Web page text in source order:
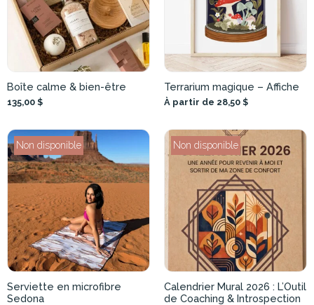
Boîte calme & bien-être
135,00 $
Terrarium magique – Affiche
À partir de 28,50 $
Non disponible
Serviette en microfibre
Sedona
Non disponible
Calendrier Mural 2026 : L’Outil
de Coaching & Introspection